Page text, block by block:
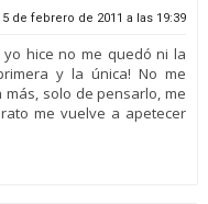
de febrero de 2011 a las 19:39
hice no me quedó ni la
y la única! No me
solo de pensarlo, me
me vuelve a apetecer